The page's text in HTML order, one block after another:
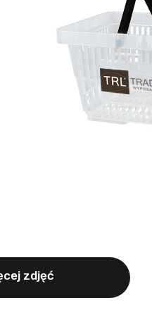
zdjęć